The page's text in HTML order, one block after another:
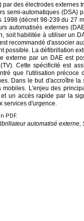
des électrodes externes
semi-automatiques (DSA)
(décret 98-239 du 27
automatisés externes
soit habilitée à utiliser un
recommandé d'associer
possible. La défibrillation
externe par un DAE est
Cette spécificité est
que l'utilisation
Dans le but d'accroître
L'enjeu des
un accès rapide par la
services d'urgence.
PDF.
automatisé